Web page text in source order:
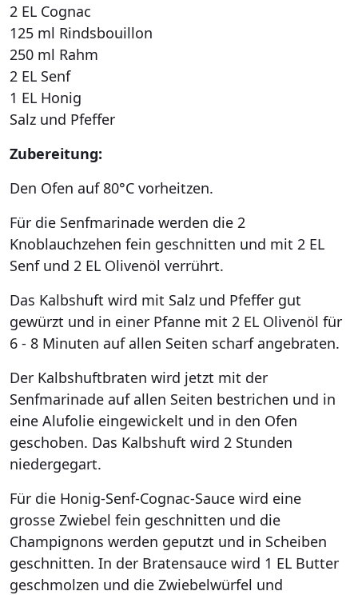
2 EL Cognac
125 ml Rindsbouillon
250 ml Rahm
2 EL Senf
1 EL Honig
Salz und Pfeffer
Zubereitung:
Den Ofen auf 80°C vorheitzen.
Für die Senfmarinade werden die 2
Knoblauchzehen fein geschnitten und mit 2 EL
Senf und 2 EL Olivenöl verrührt.
Das Kalbshuft wird mit Salz und Pfeffer gut
gewürzt und in einer Pfanne mit 2 EL Olivenöl für
6 - 8 Minuten auf allen Seiten scharf angebraten.
Der Kalbshuftbraten wird jetzt mit der
Senfmarinade auf allen Seiten bestrichen und in
eine Alufolie eingewickelt und in den Ofen
geschoben. Das Kalbshuft wird 2 Stunden
niedergegart.
Für die Honig-Senf-Cognac-Sauce wird eine
grosse Zwiebel fein geschnitten und die
Champignons werden geputzt und in Scheiben
geschnitten. In der Bratensauce wird 1 EL Butter
geschmolzen und die Zwiebelwürfel und